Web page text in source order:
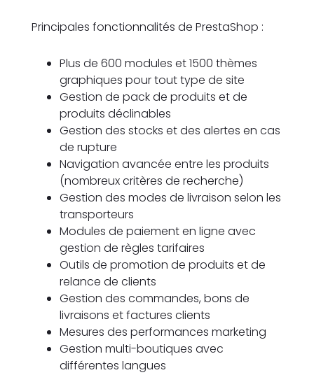
Principales fonctionnalités de PrestaShop :
Plus de 600 modules et 1500 thèmes
graphiques pour tout type de site
Gestion de pack de produits et de
produits déclinables
Gestion des stocks et des alertes en cas
de rupture
Navigation avancée entre les produits
(nombreux critères de recherche)
Gestion des modes de livraison selon les
transporteurs
Modules de paiement en ligne avec
gestion de règles tarifaires
Outils de promotion de produits et de
relance de clients
Gestion des commandes, bons de
livraisons et factures clients
Mesures des performances marketing
Gestion multi-boutiques avec
différentes langues